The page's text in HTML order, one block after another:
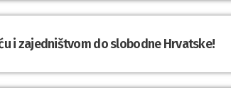
i zajedništvom do slobodne Hrvatske!